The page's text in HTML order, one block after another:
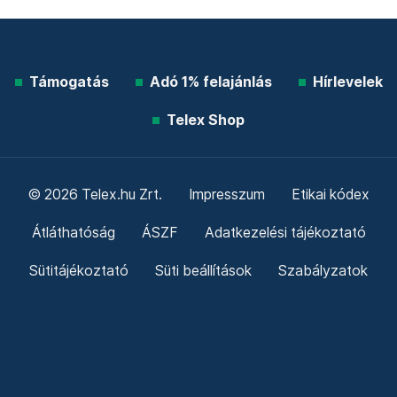
Támogatás Adó 1% felajánlás Hírlevelek
Telex Shop
© 2026 Telex.hu Zrt. Impresszum Etikai kódex
Átláthatóság ÁSZF Adatkezelési tájékoztató
Sütitájékoztató Süti beállítások Szabályzatok